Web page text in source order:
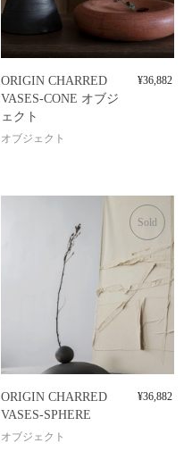
ORIGIN CHARRED
VASES-CONE オブジ
ェクト
オブジェクト
¥36,882
Sold
ORIGIN CHARRED
VASES-SPHERE
オブジェクト
¥36,882